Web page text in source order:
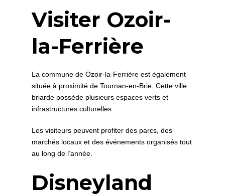
Visiter Ozoir-
la-Ferrière
La commune de Ozoir-la-Ferrière est également
située à proximité de Tournan-en-Brie. Cette ville
briarde possède plusieurs espaces verts et
infrastructures culturelles.
Les visiteurs peuvent profiter des parcs, des
marchés locaux et des événements organisés tout
au long de l’année.
Disneyland